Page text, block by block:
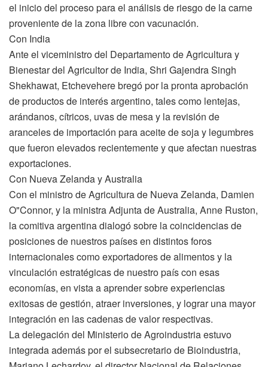
el inicio del proceso para el análisis de riesgo de la carne
proveniente de la zona libre con vacunación.
Con India
Ante el viceministro del Departamento de Agricultura y
Bienestar del Agricultor de India, Shri Gajendra Singh
Shekhawat, Etchevehere bregó por la pronta aprobación
de productos de interés argentino, tales como lentejas,
arándanos, cítricos, uvas de mesa y la revisión de
aranceles de importación para aceite de soja y legumbres
que fueron elevados recientemente y que afectan nuestras
exportaciones.
Con Nueva Zelanda y Australia
Con el ministro de Agricultura de Nueva Zelanda, Damien
O"Connor, y la ministra Adjunta de Australia, Anne Ruston,
la comitiva argentina dialogó sobre la coincidencias de
posiciones de nuestros países en distintos foros
internacionales como exportadores de alimentos y la
vinculación estratégicas de nuestro país con esas
economías, en vista a aprender sobre experiencias
exitosas de gestión, atraer inversiones, y lograr una mayor
integración en las cadenas de valor respectivas.
La delegación del Ministerio de Agroindustria estuvo
integrada además por el subsecretario de Bioindustria,